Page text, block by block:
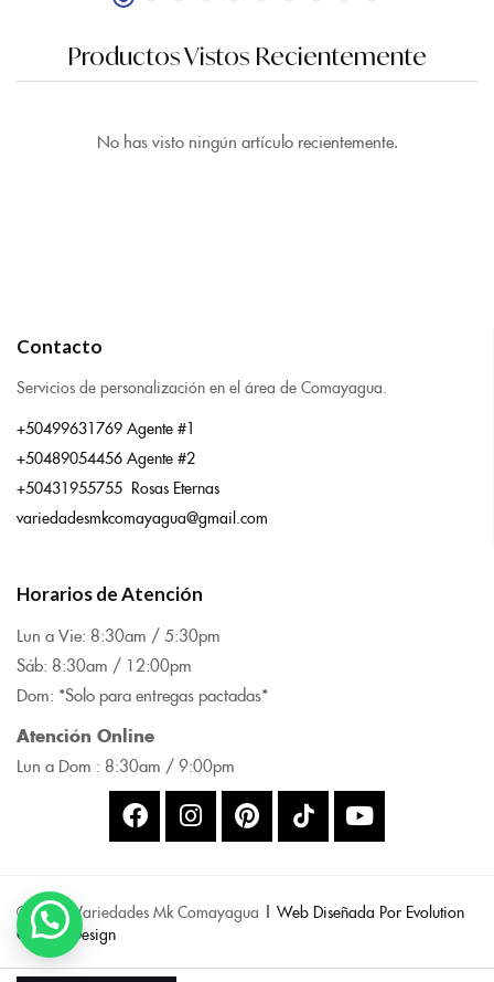
Productos Vistos Recientemente
No has visto ningún artículo recientemente.
Contacto
Servicios de personalización en el área de Comayagua.
+50499631769 Agente #1
+50489054456 Agente #2
+50431955755 Rosas Eternas
variedadesmkcomayagua@gmail.com
Horarios de Atención
Lun a Vie: 8:30am / 5:30pm
Sáb: 8:30am / 12:00pm
Dom: *Solo para entregas pactadas*
Atención Online
Lun a Dom : 8:30am / 9:00pm
© 2025 Variedades Mk Comayagua | Web Diseñada Por Evolution
Code & Design